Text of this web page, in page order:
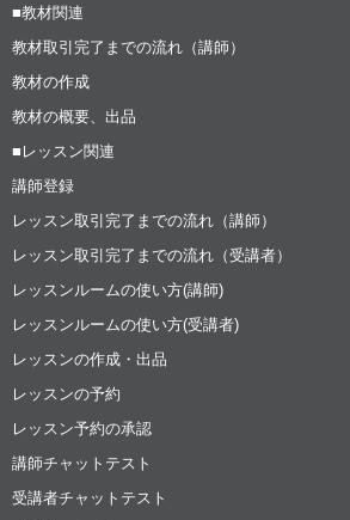
■教材関連
教材取引完了までの流れ（講師）
教材の作成
教材の概要、出品
■レッスン関連
講師登録
レッスン取引完了までの流れ（講師）
レッスン取引完了までの流れ（受講者）
レッスンルームの使い方(講師)
レッスンルームの使い方(受講者)
レッスンの作成・出品
レッスンの予約
レッスン予約の承認
講師チャットテスト
受講者チャットテスト